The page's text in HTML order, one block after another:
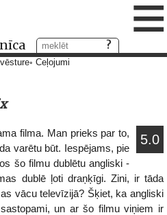
≡
Ceļojumi
5.0
filma. Man prieks par to,
varētu būt. Iespējams, pie
šo filmu dublētu angliski -
dublē ļoti draņķīgi. Zini, ir tāda
vācu televīzijā? Šķiet, ka angliski
un ar šo filmu viņiem ir